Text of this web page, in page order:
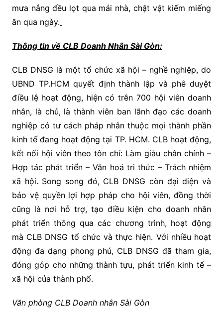
mưa nắng đều lọt qua mái nhà, chật vật kiếm miếng
ăn qua ngày.
Thông tin về CLB Doanh Nhân Sài Gòn:
CLB DNSG là một tổ chức xã hội – nghề nghiệp, do
UBND TP.HCM quyết định thành lập và phê duyệt
điều lệ hoạt động, hiện có trên 700 hội viên doanh
nhân, là chủ, là thành viên ban lãnh đạo các doanh
nghiệp có tư cách pháp nhân thuộc mọi thành phần
kinh tế đang hoạt động tại TP. HCM. CLB hoạt động,
kết nối hội viên theo tôn chỉ: Làm giàu chân chính –
Hợp tác phát triển – Văn hoá tri thức – Trách nhiệm
xã hội. Song song đó, CLB DNSG còn đại diện và
bảo vệ quyền lợi hợp pháp cho hội viên, đồng thời
cũng là nơi hỗ trợ, tạo điều kiện cho doanh nhân
phát triển thông qua các chương trình, hoạt động
mà CLB DNSG tổ chức và thực hiện. Với nhiều hoạt
động đa dạng phong phú, CLB DNSG đã tham gia,
đóng góp cho những thành tựu, phát triển kinh tế –
xã hội của thành phố.
Văn phòng CLB Doanh nhân Sài Gòn